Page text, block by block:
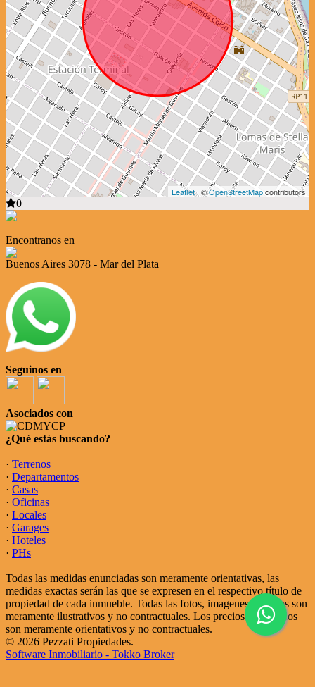
Leaflet| ©OpenStreetMapcontributors
0
Encontranos en
Buenos Aires 3078 - Mar del Plata
Seguinos en
Asociados con
¿Qué estás buscando?
· Terrenos
· Departamentos
· Casas
· Oficinas
· Locales
· Garages
· Hoteles
· PHs
Todas las medidas enunciadas son meramente orientativas, las
medidas exactas serán las que se expresen en el respectivo título de
propiedad de cada inmueble. Todas las fotos, imagenes y videos son
meramente ilustrativos y no contractuales. Los precios enunciados
son meramente orientativos y no contractuales.
© 2026 Pezzati Propiedades.
Software Inmobiliario - Tokko Broker